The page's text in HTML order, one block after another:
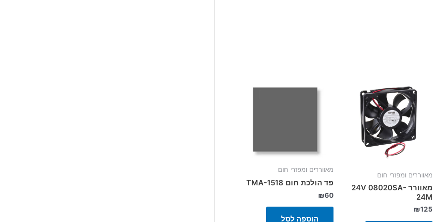
מאווררים ומפזרי חום
מאוורר 24V 08020SA-
24M
₪125
מאווררים ומפזרי חום
פד הולכת חום TMA-1518
₪60
הוספה לסל